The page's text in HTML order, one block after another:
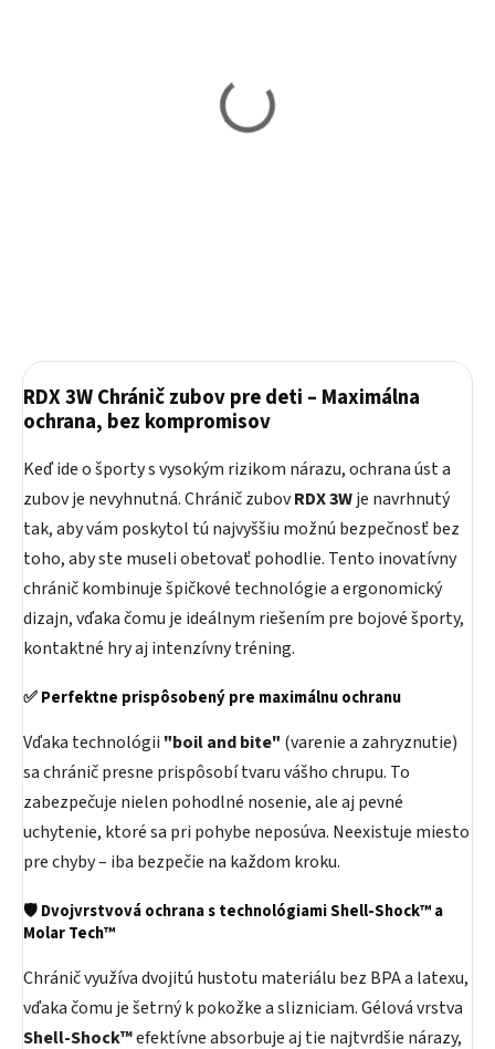
Chránič zubov RDX 3GN
RDX 3W Chránič zubov pre deti – Maximálna
ochrana, bez kompromisov
Keď ide o športy s vysokým rizikom nárazu, ochrana úst a
zubov je nevyhnutná. Chránič zubovRDX 3Wje navrhnutý
tak, aby vám poskytol tú najvyššiu možnú bezpečnosť bez
toho, aby ste museli obetovať pohodlie. Tento inovatívny
chránič kombinuje špičkové technológie a ergonomický
dizajn, vďaka čomu je ideálnym riešením pre bojové športy,
kontaktné hry aj intenzívny tréning.
✅Perfektne prispôsobený pre maximálnu ochranu
Vďaka technológii "boil and bite" (varenie a zahryznutie)
sa chránič presne prispôsobí tvaru vášho chrupu. To
zabezpečuje nielen pohodlné nosenie, ale aj pevné
uchytenie, ktoré sa pri pohybe neposúva. Neexistuje miesto
pre chyby – iba bezpečie na každom kroku.
🛡️Dvojvrstvová ochrana s technológiami Shell-Shock™ a
Molar Tech™
Chránič využíva dvojitú hustotu materiálu bez BPA a latexu,
vďaka čomu je šetrný k pokožke a slizniciam. Gélová vrstva
Shell-Shock™efektívne absorbuje aj tie najtvrdšie nárazy,